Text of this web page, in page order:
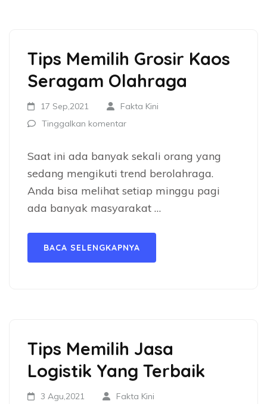
Tips Memilih Grosir Kaos
Seragam Olahraga
17 Sep,2021
Fakta Kini
Tinggalkan komentar
Saat ini ada banyak sekali orang yang
sedang mengikuti trend berolahraga.
Anda bisa melihat setiap minggu pagi
ada banyak masyarakat …
BACA SELENGKAPNYA
Tips Memilih Jasa
Logistik Yang Terbaik
3 Agu,2021
Fakta Kini